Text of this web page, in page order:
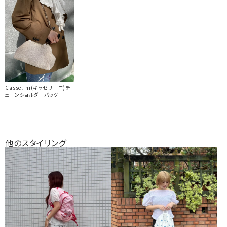
Casselini(キャセリーニ)チ
ェーンショルダーバッグ
他のスタイリング